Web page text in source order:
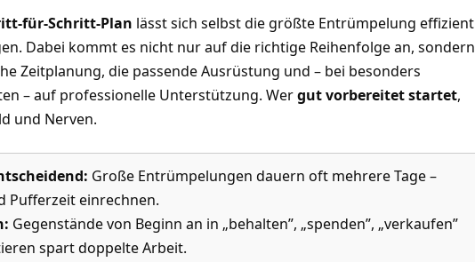
für-Schritt-Plan lässt sich selbst die größte Entrümpelung effizient
Dabei kommt es nicht nur auf die richtige Reihenfolge an, sondern
Zeitplanung, die passende Ausrüstung und – bei besonders
– auf professionelle Unterstützung. Wergut vorbereitet startet,
und Nerven.
Große Entrümpelungen dauern oft mehrere Tage –
Pufferzeit einrechnen.
Gegenstände von Beginn an in „behalten”, „spenden”, „verkaufen”
spart doppelte Arbeit.